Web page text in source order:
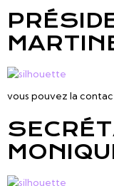
vous pouvez la